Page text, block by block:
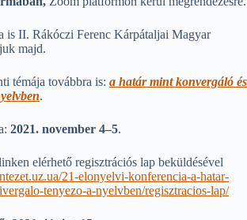
is II. Rákóczi Ferenc Kárpátaljai Magyar
majd.
témája továbbra is: a határ mint konvergáló és
.
2021. november 4–5.
elérhető regisztrációs lap beküldésével
21-elonyelvi-konferencia-a-hatar-
tenyezo-a-nyelvben/regisztracios-lap/